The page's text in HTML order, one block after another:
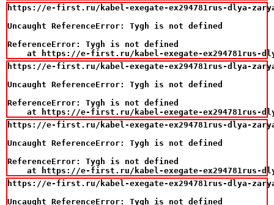
https://e-first.ru/kabel-exegate-ex294781rus-dlya-
Uncaught ReferenceError: Tygh is not defined
ReferenceError: Tygh is not defined
at https://e-first.ru/kabel-exegate-ex294781rus-
https://e-first.ru/kabel-exegate-ex294781rus-dlya-
Uncaught ReferenceError: Tygh is not defined
ReferenceError: Tygh is not defined
at https://e-first.ru/kabel-exegate-ex294781rus-
https://e-first.ru/kabel-exegate-ex294781rus-dlya-
Uncaught ReferenceError: Tygh is not defined
ReferenceError: Tygh is not defined
at https://e-first.ru/kabel-exegate-ex294781rus-
https://e-first.ru/kabel-exegate-ex294781rus-dlya-
Uncaught ReferenceError: Tygh is not defined